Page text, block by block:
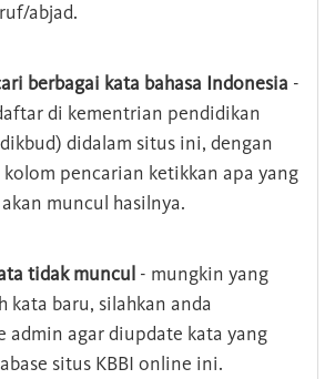
abjad.
berbagai kata bahasa Indonesia -
di kementrian pendidikan
didalam situs ini, dengan
pencarian ketikkan apa yang
muncul hasilnya.
tidak muncul - mungkin yang
kata baru, silahkan anda
admin agar diupdate kata yang
situs KBBI online ini.